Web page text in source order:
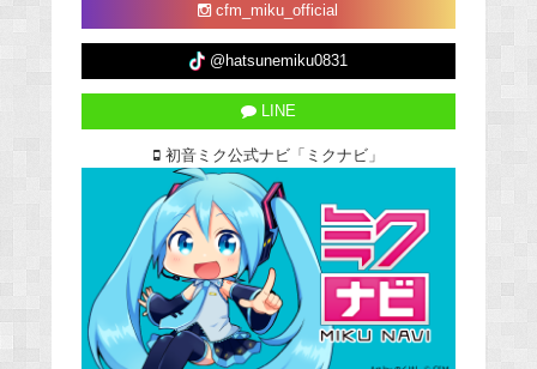
cfm_miku_official
@hatsunemiku0831
LINE
初音ミク公式ナビ「ミクナビ」